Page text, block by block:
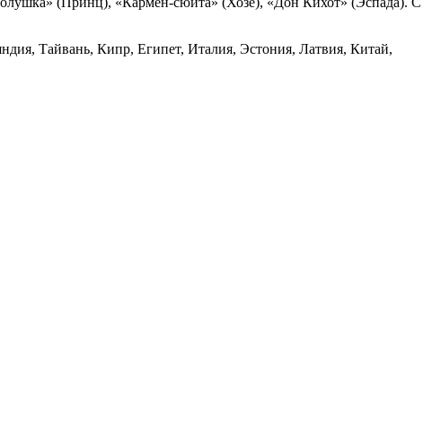
Тайвань, Кипр, Египет, Италия, Эстония, Латвия, Китай,